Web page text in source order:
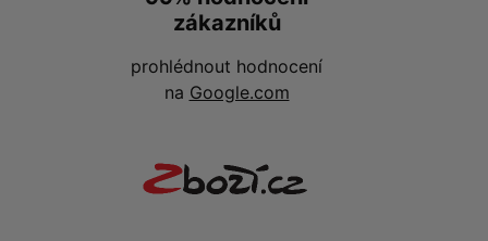
zákazníků
prohlédnout hodnocení
na Google.com